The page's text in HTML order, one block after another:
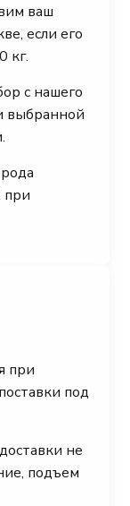
ваш
если его
кг.
с нашего
выбранной
при
при
под
не
подъем